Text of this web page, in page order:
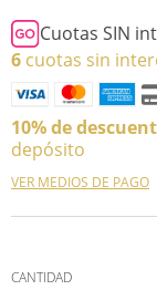
Cuotas SIN
6 cuotas sin
10% de
depósito
VER MEDIOS DE PAGO
CANTIDAD